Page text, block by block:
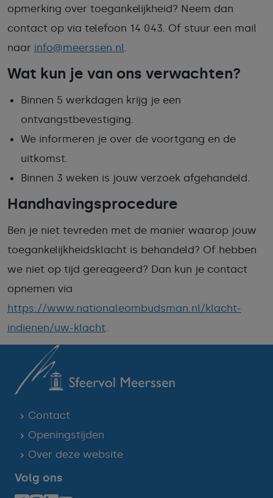
opmerking over toegankelijkheid? Neem dan
contact op via telefoon 14 043. Of stuur een mail
naar info@meerssen.nl.
Wat kun je van ons verwachten?
Binnen 5 werkdagen krijg je een
ontvangstbevestiging.
We informeren je over de voortgang en de
uitkomst.
Binnen 3 weken is jouw verzoek afgehandeld.
Handhavingsprocedure
Ben je niet tevreden met de manier waarop jouw
toegankelijkheidsklacht is behandeld? Of hebben
we niet op tijd gereageerd? Dan kun je contact
opnemen via
https://www.nationaleombudsman.nl/klacht-
indienen/uw-klacht.
Contact
Openingstijden
Over deze website
Volg ons